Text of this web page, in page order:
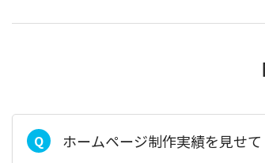
Q ホームページ制作実績を見せて